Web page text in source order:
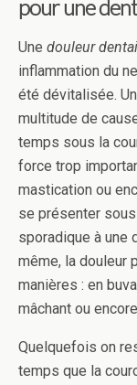
pour une
Une douleur
inflammation du
été dévitalisée.
multitude de
temps sous la
force trop
mastication ou
se présenter
sporadique à une
même, la douleur
manières : en
mâchant ou
Quelquefois on
temps que la